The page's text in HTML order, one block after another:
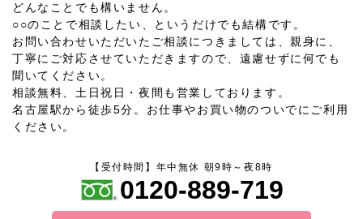
どんなことでも構いません。
○○のことで相談したい、というだけでも結構です。
お問い合わせいただいたご相談につきましては、親身に、
丁寧にご対応させていただきますので、遠慮せずに何でも
聞いてください。
相談無料、土日祝日・夜間も営業しております。
名古屋駅から徒歩5分。お仕事やお買い物のついでにご利用
ください。
【受付時間】年中無休 朝9時～夜8時
0120-889-719